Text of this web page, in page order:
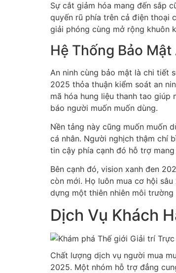
Sự cắt giảm hóa mang đến sắp
quyến rũ phía trên cả điện thoại
giải phóng cùng mở rộng khuôn
Hệ Thống Bảo Mật
An ninh cùng bảo mật là chi tiết
2025 thỏa thuận kiểm soát an
mã hóa hung liệu thanh tao
báo người muốn muốn dùng.
Nền tảng này cũng muốn muốn
cá nhân. Người nghịch thậm chí
tin cậy phía cạnh đó hỗ trợ
Bên cạnh đó, vision xanh đen
còn mới. Họ luôn mua cơ hội
dựng một thiên nhiên môi
Dịch Vụ Khách
Chất lượng dịch vụ người mua
2025. Một nhóm hỗ trợ đẳng